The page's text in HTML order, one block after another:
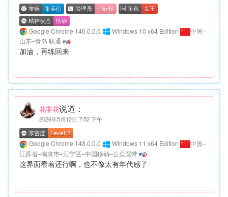
Google Chrome 146.0.0.0 Windows 10 x64 Edition
中国–
山东–青岛 联通
加油，再练回来
花非花说道：
2026年5月12日 7:52 下午
Google Chrome 148.0.0.0 Windows 11 x64 Edition
中国–
江苏省–南京市–江宁区–中国移动–公众宽带
这界面看着还行啊，也不像太有年代感了